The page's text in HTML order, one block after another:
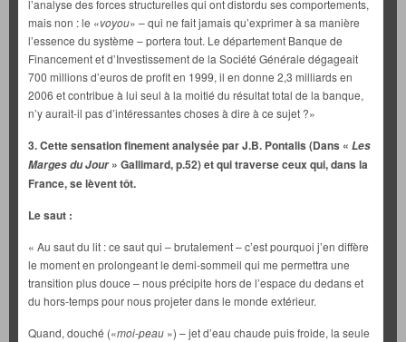
l’analyse des forces structurelles qui ont distordu ses comportements,
mais non : le «voyou» – qui ne fait jamais qu’exprimer à sa manière
l’essence du système – portera tout. Le département Banque de
Financement et d’Investissement de la Société Générale dégageait
700 millions d’euros de profit en 1999, il en donne 2,3 milliards en
2006 et contribue à lui seul à la moitié du résultat total de la banque,
n’y aurait-il pas d’intéressantes choses à dire à ce sujet ?»
3. Cette sensation finement analysée par J.B. Pontalis (Dans « Les
Marges du Jour» Gallimard, p.52) et qui traverse ceux qui, dans la
France, se lèvent tôt.
Le saut :
« Au saut du lit : ce saut qui – brutalement – c’est pourquoi j’en diffère
le moment en prolongeant le demi-sommeil qui me permettra une
transition plus douce – nous précipite hors de l’espace du dedans et
du hors-temps pour nous projeter dans le monde extérieur.
Quand, douché («moi-peau ») – jet d’eau chaude puis froide, la seule